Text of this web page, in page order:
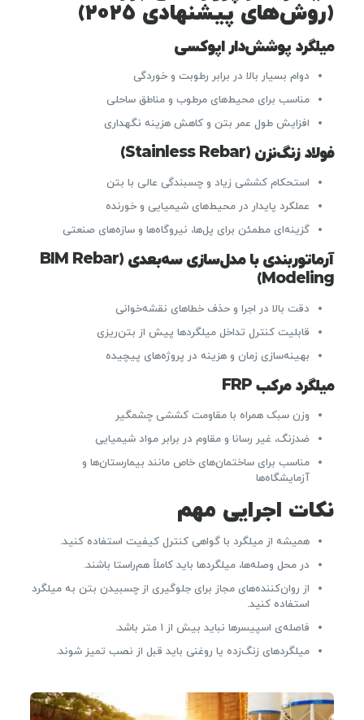
(روش‌های پیشنهادی ۲۰۲۵)
میلگرد پوشش‌دار اپوکسی
دوام بسیار بالا در برابر رطوبت و خوردگی
مناسب برای محیط‌های مرطوب و مناطق ساحلی
افزایش طول عمر بتن و کاهش هزینه نگهداری
فولاد زنگ‌نزن (Stainless Rebar)
استحکام کششی زیاد و چسبندگی عالی با بتن
عملکرد پایدار در محیط‌های شیمیایی و خورنده
گزینه‌ای مطمئن برای پل‌ها، نیروگاه‌ها و سازه‌های صنعتی
آرماتوربندی با مدل‌سازی سه‌بعدی (BIM Rebar
Modeling)
دقت بالا در اجرا و حذف خطاهای نقشه‌خوانی
قابلیت کنترل تداخل میلگردها پیش از بتن‌ریزی
بهینه‌سازی زمان و هزینه در پروژه‌های پیچیده
میلگرد مرکب FRP
وزن سبک همراه با مقاومت کششی چشمگیر
ضدزنگ، غیر رسانا و مقاوم در برابر مواد شیمیایی
مناسب برای ساختمان‌های خاص مانند بیمارستان‌ها و
آزمایشگاه‌ها
نکات اجرایی مهم
همیشه از میلگرد با گواهی کنترل کیفیت استفاده کنید.
در محل وصله‌ها، میلگردها باید کاملاً هم‌راستا باشند.
از روان‌کننده‌های مجاز برای جلوگیری از چسبیدن بتن به میلگرد
استفاده کنید.
فاصله‌ی اسپیسرها نباید بیش از ۱ متر باشد.
میلگردهای زنگ‌زده یا روغنی باید قبل از نصب تمیز شوند.